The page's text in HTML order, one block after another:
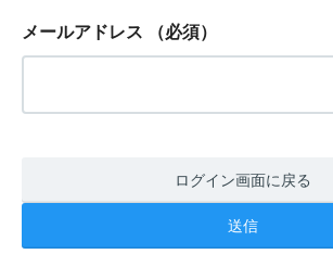
メールアドレス （必須）
ログイン画面に戻る